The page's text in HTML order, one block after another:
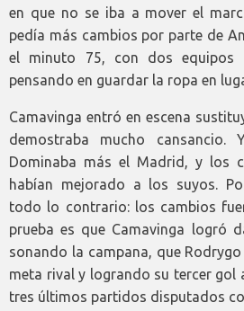
en que no se iba a mover el
pedía más cambios por parte de
el minuto 75, con dos equipos
pensando en guardar la ropa en
Camavinga entró en escena
demostraba mucho
Dominaba más el Madrid, y los
habían mejorado a los suyos.
todo lo contrario: los cambios
prueba es que Camavinga logró
sonando la campana, que
meta rival y logrando su tercer gol
tres últimos partidos disputados